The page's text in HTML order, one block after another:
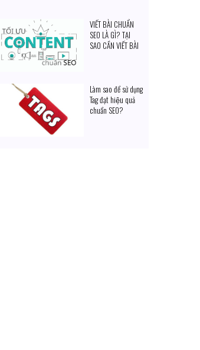
VIẾT BÀI CHUẨN
SEO LÀ GÌ? TẠI
SAO CẦN VIẾT BÀI
Làm sao để sử dụng
Tag đạt hiệu quả
chuẩn SEO?